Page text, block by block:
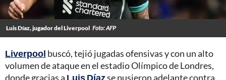
Luis Díaz, jugador del Liverpool Foto: AFP
Liverpool buscó, tejió jugadas ofensivas y con un alto
volumen de ataque en el estadio Olímpico de Londres,
donde gracias a Luis Díazse pusieron adelante contra